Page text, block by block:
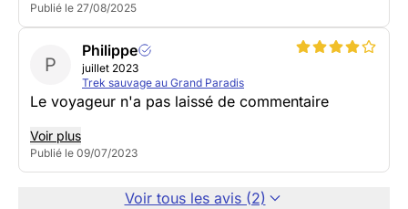
Publié le 27/08/2025
P
Philippe
juillet 2023
Trek sauvage au Grand Paradis
Le voyageur n'a pas laissé de commentaire
Voir plus
Publié le 09/07/2023
Voir tous les avis (2)